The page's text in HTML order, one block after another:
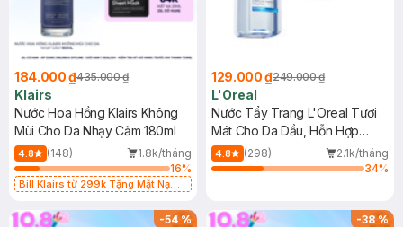
184.000 ₫435.000 ₫
Klairs
Nước Hoa Hồng Klairs Không
Mùi Cho Da Nhạy Cảm 180ml
4.8 (148)
1.8k/tháng
16%
Bill Klairs từ 299k Tặng Mặt Nạ
25ml (SL Có Hạn)
129.000 ₫249.000 ₫
L'Oreal
Nước Tẩy Trang L'Oreal Tươi
Mát Cho Da Dầu, Hỗn Hợp
400ml
4.8 (298)
2.1k/tháng
34%
-54% -38%